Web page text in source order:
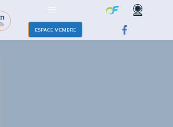
ESPACE MEMBRE